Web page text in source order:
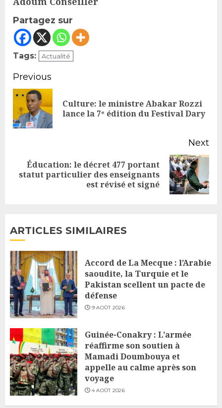
Partagez sur
Tags: Actualité
Continue
Reading
Previous
Culture: le ministre Abakar Rozzi
lance la 7ᵉ édition du Festival Dary
Next
Next
Éducation: le décret 477 portant
statut particulier des enseignants
est révisé et signé
ARTICLES SIMILAIRES
Accord de La Mecque : l’Arabie
saoudite, la Turquie et le
Pakistan scellent un pacte de
défense
9 AOÛT 2026
Guinée-Conakry : L’armée
réaffirme son soutien à
Mamadi Doumbouya et
appelle au calme après son
voyage
4 AOÛT 2026